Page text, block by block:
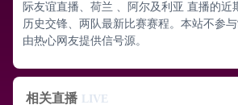
际友谊直播、荷兰 、阿尔及利亚 直播的近
历史交锋、两队最新比赛赛程。本站不参
由热心网友提供信号源。
相关直播 LIVE